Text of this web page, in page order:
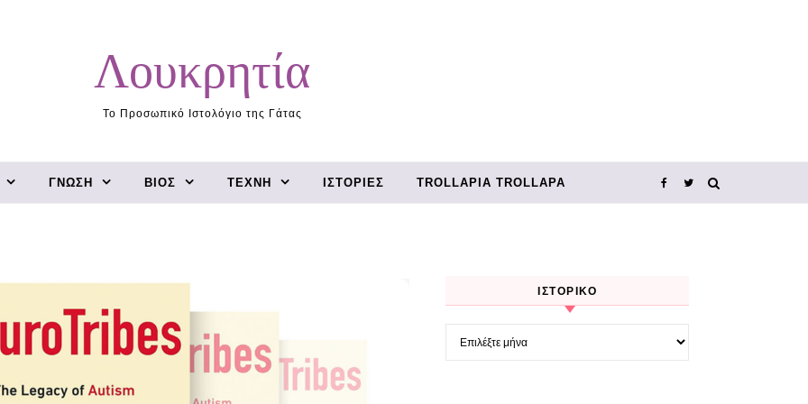
Λουκρητία
Το Προσωπικό Ιστολόγιο της Γάτας
ΓΝΏΣΗ ΒΊΟΣ ΤΈΧΝΗ ΙΣΤΟΡΊΕΣ TROLLΑΡΊΑ TROLLΑΡΆ
ΙΣΤΟΡΙΚΌ
Ιστορικό